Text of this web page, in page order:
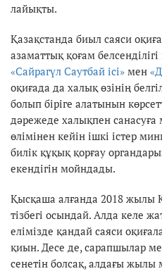
лайықты.
Қазақстанда биыл саяси
азаматтық қоғам
«Сайрагүл Саутбай ісі» мен
оқиғада да халық өзінің
болып біріге алатынын
дәрежеде халықпен
өлімінен кейін ішкі істер
билік құқық қорғау
екендігін мойндады.
Қысқаша алғанда 2018 жылы
тізбегі осындай. Алда келе
елімізде қандай саяси
қиын. Десе де, сарапшылар
сенетін болсақ, алдағы жылы